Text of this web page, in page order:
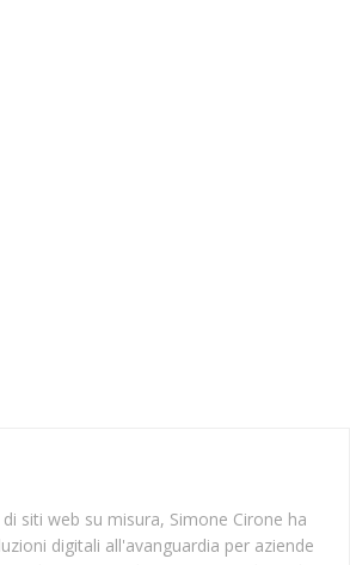
siti web su misura, Simone Cirone ha
digitali all'avanguardia per aziende